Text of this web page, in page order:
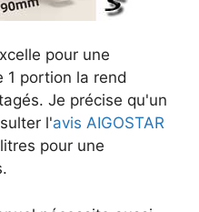
pour une
1 portion la rend
Je précise qu'un
l'avis AIGOSTAR
pour une